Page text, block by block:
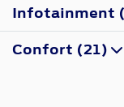
Infotainment
Confort (21)